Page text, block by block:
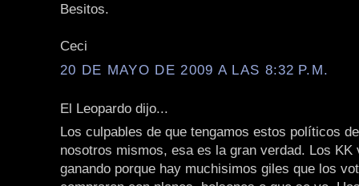
Besitos.
Ceci
20 DE MAYO DE 2009 A LAS 8:32 P.M.
El Leopardo dijo...
Los culpables de que tengamos estos políticos
nosotros mismos, esa es la gran verdad. Los KK
ganando porque hay muchisimos giles que los